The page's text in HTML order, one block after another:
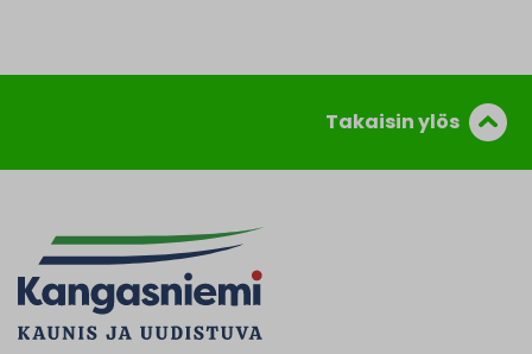
Takaisin ylös